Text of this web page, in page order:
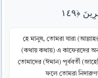
হে মানুষ, তোমরা যারা
(কথায় কথায়) এ কাফেরদের
তোমাদের (ঈমান) পূর্ববর্তী
ফলে তোমরা